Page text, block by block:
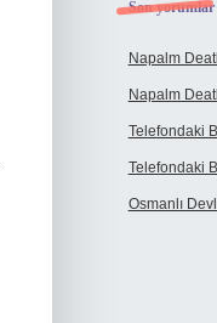
Son yorumlar
Napalm
Napalm
Telefondaki
Telefondaki
Osmanlı